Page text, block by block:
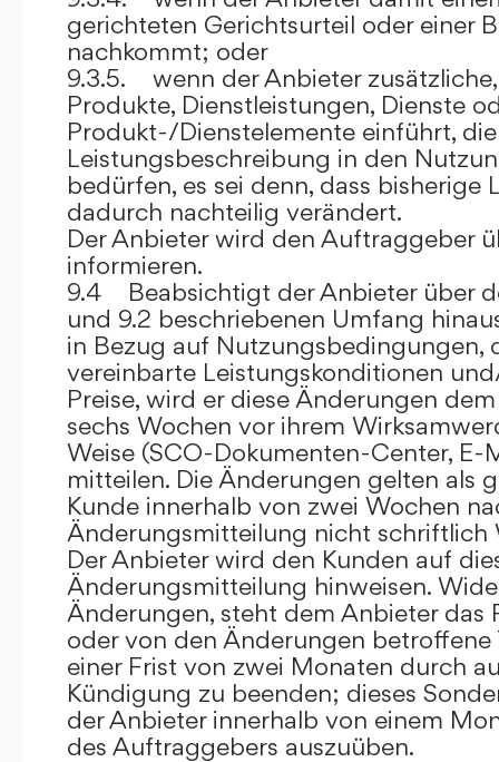
gerichteten Gerichtsurteil oder einer
nachkommt; oder
9.3.5. wenn der Anbieter
Produkte, Dienstleistungen, Dienste
Produkt-/Dienstelemente einführt,
Leistungsbeschreibung in den
bedürfen, es sei denn, dass bisherige
dadurch nachteilig verändert.
Der Anbieter wird den Auftraggeber
informieren.
9.4 Beabsichtigt der Anbieter über
und 9.2 beschriebenen Umfang
in Bezug auf Nutzungsbedingungen,
vereinbarte Leistungskonditionen
Preise, wird er diese Änderungen
sechs Wochen vor ihrem
Weise (SCO-Dokumenten-Center, E-
mitteilen. Die Änderungen gelten als
Kunde innerhalb von zwei Wochen
Änderungsmitteilung nicht schriftlich
Der Anbieter wird den Kunden auf
Änderungsmitteilung hinweisen.
Änderungen, steht dem Anbieter das
oder von den Änderungen betroffene
einer Frist von zwei Monaten durch
Kündigung zu beenden; dieses
der Anbieter innerhalb von einem
des Auftraggebers auszuüben.